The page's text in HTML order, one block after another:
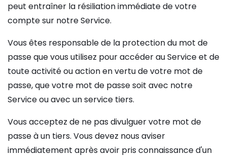
peut entraîner la résiliation immédiate de votre
compte sur notre Service.
Vous êtes responsable de la protection du mot de
passe que vous utilisez pour accéder au Service et de
toute activité ou action en vertu de votre mot de
passe, que votre mot de passe soit avec notre
Service ou avec un service tiers.
Vous acceptez de ne pas divulguer votre mot de
passe à un tiers. Vous devez nous aviser
immédiatement après avoir pris connaissance d'un